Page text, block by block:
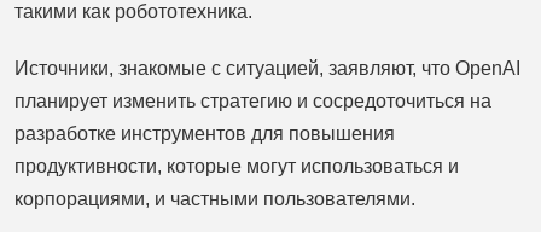
такими как робототехника.
Источники, знакомые с ситуацией, заявляют, что OpenAI
планирует изменить стратегию и сосредоточиться на
разработке инструментов для повышения
продуктивности, которые могут использоваться и
корпорациями, и частными пользователями.